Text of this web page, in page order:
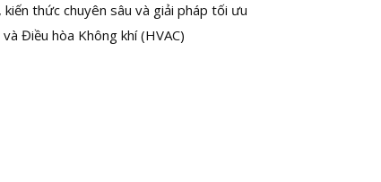
thức chuyên sâu và giải pháp tối ưu
Điều hòa Không khí (HVAC)